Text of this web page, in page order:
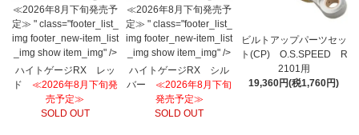
≪2026年8月下旬発売予
定≫ " class="footer_list_
img footer_new-item_list
_img show item_img" />
ハイトゲージRX レッ
ド ≪2026年8月下旬発
売予定≫
SOLD OUT
≪2026年8月下旬発売予
定≫ " class="footer_list_
img footer_new-item_list
_img show item_img" />
ハイトゲージRX シル
バー ≪2026年8月下旬
発売予定≫
SOLD OUT
ビルトアップパーツセッ
ト(CP) O.S.SPEED R
2101用
19,360円(税1,760円)